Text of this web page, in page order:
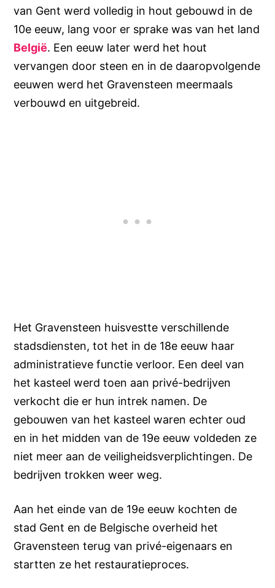
van Gent werd volledig in hout gebouwd in de
10e eeuw, lang voor er sprake was van het land
België. Een eeuw later werd het hout
vervangen door steen en in de daaropvolgende
eeuwen werd het Gravensteen meermaals
verbouwd en uitgebreid.
Het Gravensteen huisvestte verschillende
stadsdiensten, tot het in de 18e eeuw haar
administratieve functie verloor. Een deel van
het kasteel werd toen aan privé-bedrijven
verkocht die er hun intrek namen. De
gebouwen van het kasteel waren echter oud
en in het midden van de 19e eeuw voldeden ze
niet meer aan de veiligheidsverplichtingen. De
bedrijven trokken weer weg.
Aan het einde van de 19e eeuw kochten de
stad Gent en de Belgische overheid het
Gravensteen terug van privé-eigenaars en
startten ze het restauratieproces.